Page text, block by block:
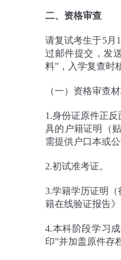
二、资格审查
请复试考生于5月
过邮件提交，发
料”，入学复查时
（一）资格审查
1.身份证原件正
具的户籍证明（
需提供户口本或
2.初试准考证。
3.学籍学历证明
籍在线验证报告》
4.本科阶段学习
印”并加盖原件存